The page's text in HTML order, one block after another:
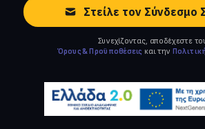
Στείλε τον Σύνδεσμο
Συνεχίζοντας, αποδέχεστε
Όρους & Προϋποθέσεις και την